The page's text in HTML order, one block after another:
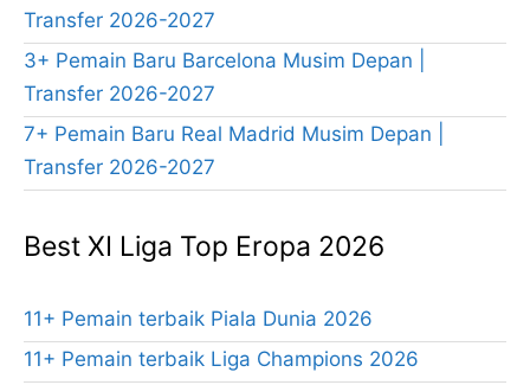
Transfer 2026-2027
3+ Pemain Baru Barcelona Musim Depan |
Transfer 2026-2027
7+ Pemain Baru Real Madrid Musim Depan |
Transfer 2026-2027
Best XI Liga Top Eropa 2026
11+ Pemain terbaik Piala Dunia 2026
11+ Pemain terbaik Liga Champions 2026